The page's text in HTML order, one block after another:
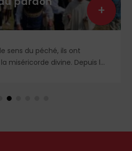
sens du péché, ils ont
miséricorde divine. Depuis le
+